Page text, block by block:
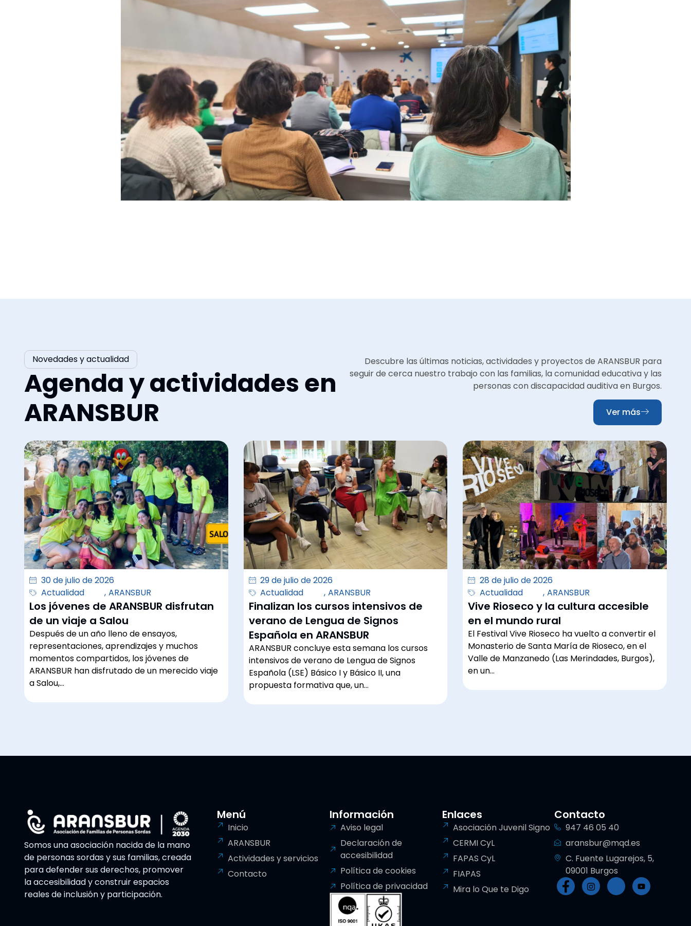
Novedades y actualidad
Agenda y actividades en
ARANSBUR
Descubre las últimas noticias, actividades y proyectos de ARANSBUR para
seguir de cerca nuestro trabajo con las familias, la comunidad educativa y las
personas con discapacidad auditiva en Burgos.
Ver más
30 de julio de 2026
Actualidad
, ARANSBUR
Los jóvenes de ARANSBUR disfrutan
de un viaje a Salou
Después de un año lleno de ensayos,
representaciones, aprendizajes y muchos
momentos compartidos, los jóvenes de
ARANSBUR han disfrutado de un merecido viaje
a Salou,…
29 de julio de 2026
Actualidad
, ARANSBUR
Finalizan los cursos intensivos de
verano de Lengua de Signos
Española en ARANSBUR
ARANSBUR concluye esta semana los cursos
intensivos de verano de Lengua de Signos
Española (LSE) Básico I y Básico II, una
propuesta formativa que, un…
28 de julio de 2026
Actualidad
, ARANSBUR
Vive Rioseco y la cultura accesible
en el mundo rural
El Festival Vive Rioseco ha vuelto a convertir el
Monasterio de Santa María de Rioseco, en el
Valle de Manzanedo (Las Merindades, Burgos),
en un…
Somos una asociación nacida de la mano
de personas sordas y sus familias, creada
para defender sus derechos, promover
la accesibilidad y construir espacios
reales de inclusión y participación.
Menú
Inicio
ARANSBUR
Actividades y servicios
Contacto
Información
Aviso legal
Declaración de
accesibilidad
Política de cookies
Política de privacidad
Enlaces
Asociación Juvenil Signo
CERMI CyL
FAPAS CyL
FIAPAS
Mira lo Que te Digo
Contacto
947 46 05 40
aransbur@mqd.es
C. Fuente Lugarejos, 5,
09001 Burgos